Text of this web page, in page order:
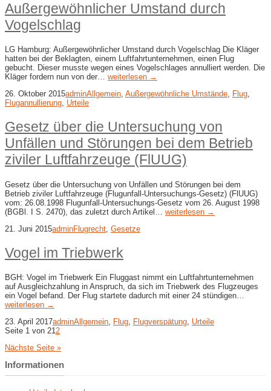
Außergewöhnlicher Umstand durch
Vogelschlag
LG Hamburg: Außergewöhnlicher Umstand durch Vogelschlag Die Kläger
hatten bei der Beklagten, einem Luftfahrtunternehmen, einen Flug
gebucht. Dieser musste wegen eines Vogelschlages annulliert werden. Die
Kläger fordern nun von der… weiterlesen →
26. Oktober 2015adminAllgemein, Außergewöhnliche Umstände, Flug,
Flugannullierung, Urteile
Gesetz über die Untersuchung von
Unfällen und Störungen bei dem Betrieb
ziviler Luftfahrzeuge (FlUUG)
Gesetz über die Untersuchung von Unfällen und Störungen bei dem
Betrieb ziviler Luftfahrzeuge (Flugunfall-Untersuchungs-Gesetz) (FlUUG)
vom: 26.08.1998 Flugunfall-Untersuchungs-Gesetz vom 26. August 1998
(BGBl. I S. 2470), das zuletzt durch Artikel… weiterlesen →
21. Juni 2015adminFlugrecht Gesetze
Vogel im Triebwerk
BGH: Vogel im Triebwerk Ein Fluggast nimmt ein Luftfahrtunternehmen
auf Ausgleichzahlung in Anspruch, da sich im Triebwerk des Flugzeuges
ein Vogel befand. Der Flug startete dadurch mit einer 24 stündigen…
weiterlesen →
23. April 2017adminAllgemein Flug Flugverspätung Urteile
Seite 1 von 21 2
Nächste Seite »
Informationen